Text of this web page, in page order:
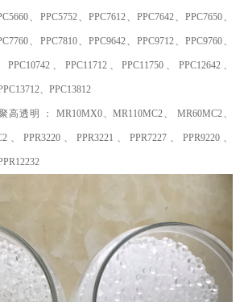
、 PPC5752、 PPC7612、 PPC7642、 PPC7650、
、 PPC7810、 PPC9642、 PPC9712、 PPC9760、
PPC10742 、 PPC11712、PPC11750 、 PPC12642、
、PPC13812
高透明 ： MR10MX0、MR110MC2、 MR60MC2、
、PPR3220 、 PPR3221 、 PPR7227、 PPR9220、